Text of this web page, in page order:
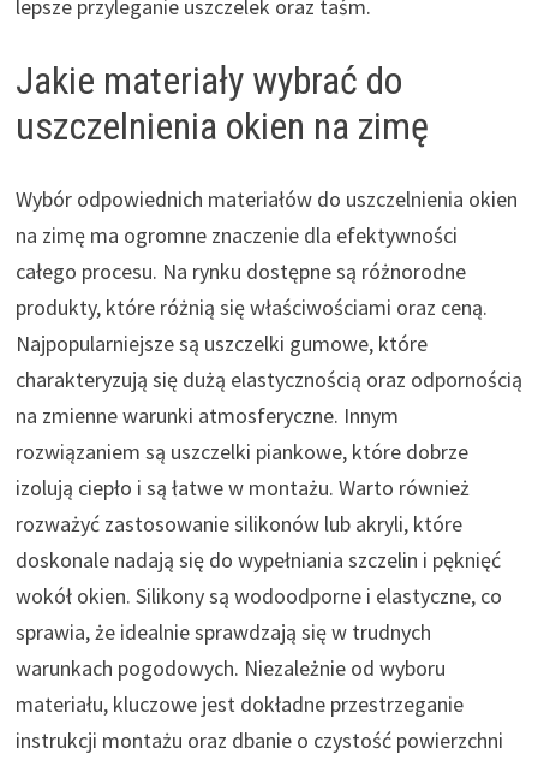
lepsze przyleganie uszczelek oraz taśm.
Jakie materiały wybrać do
uszczelnienia okien na zimę
Wybór odpowiednich materiałów do uszczelnienia okien
na zimę ma ogromne znaczenie dla efektywności
całego procesu. Na rynku dostępne są różnorodne
produkty, które różnią się właściwościami oraz ceną.
Najpopularniejsze są uszczelki gumowe, które
charakteryzują się dużą elastycznością oraz odpornością
na zmienne warunki atmosferyczne. Innym
rozwiązaniem są uszczelki piankowe, które dobrze
izolują ciepło i są łatwe w montażu. Warto również
rozważyć zastosowanie silikonów lub akryli, które
doskonale nadają się do wypełniania szczelin i pęknięć
wokół okien. Silikony są wodoodporne i elastyczne, co
sprawia, że idealnie sprawdzają się w trudnych
warunkach pogodowych. Niezależnie od wyboru
materiału, kluczowe jest dokładne przestrzeganie
instrukcji montażu oraz dbanie o czystość powierzchni